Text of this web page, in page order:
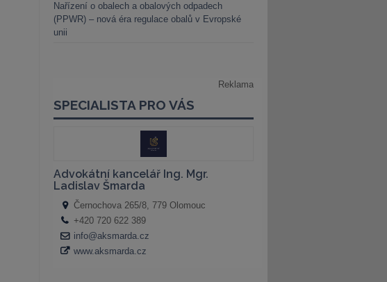
Nařízení o obalech a obalových odpadech
(PPWR) – nová éra regulace obalů v Evropské
unii